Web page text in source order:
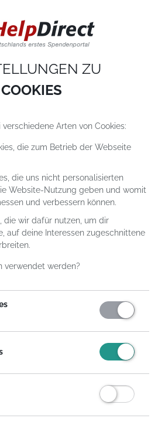
die auf einem Computer heruntergeladen
Cookies setzen wir hauptsächlich dazu ein,
Mehr erfährst du in
ZU
COOKIES
Arten von Cookies:
die zum Betrieb der Webseite
die uns nicht personalisierten
Website-Nutzung geben und womit
und verbessern können.
die wir dafür nutzen, um dir
auf deine Interessen zugeschnittene
verwendet werden?